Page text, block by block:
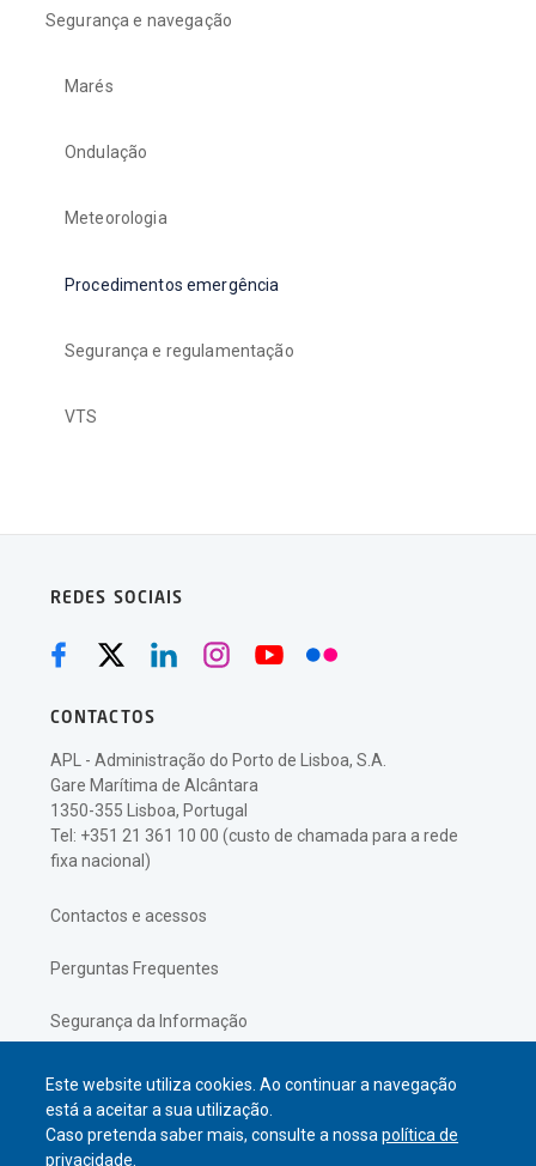
Este website utiliza cookies. Ao continuar a navegação
está a aceitar a sua utilização.
Caso pretenda saber mais, consulte a nossapolítica de
privacidade.
Segurança e navegação
Marés
Ondulação
Meteorologia
Procedimentos emergência
Segurança e regulamentação
VTS
REDES SOCIAIS
CONTACTOS
APL - Administração do Porto de Lisboa, S.A.
Gare Marítima de Alcântara
1350-355 Lisboa, Portugal
Tel: +351 21 361 10 00 (custo de chamada para a rede
fixa nacional)
Contactos e acessos
Perguntas Frequentes
Segurança da Informação
Política de Privacidade